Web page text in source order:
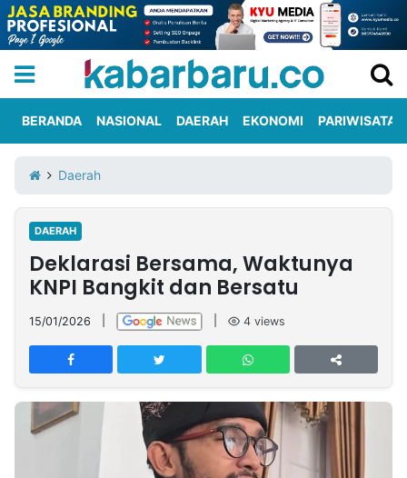
Iklan
Berita
Kami
Nasional
International
Olahraga
Entertainment
Daerah
Pariwisata
Kuliner
Kolom
Network
PT
TREETAN
MULTIMEDIA
INDONESIA
BERANDA NASIONAL DAERAH EKONOMI PARIWISATA
Daerah
DAERAH
Deklarasi Bersama, Waktunya
KNPI Bangkit dan Bersatu
15/01/2026 4 views